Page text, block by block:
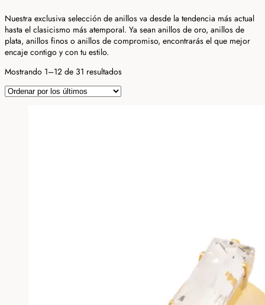
Nuestra exclusiva selección de anillos va desde la tendencia más actual
hasta el clasicismo más atemporal. Ya sean anillos de oro, anillos de
plata, anillos finos o anillos de compromiso, encontrarás el que mejor
encaje contigo y con tu estilo.
Mostrando 1–12 de 31 resultadosOrdenado